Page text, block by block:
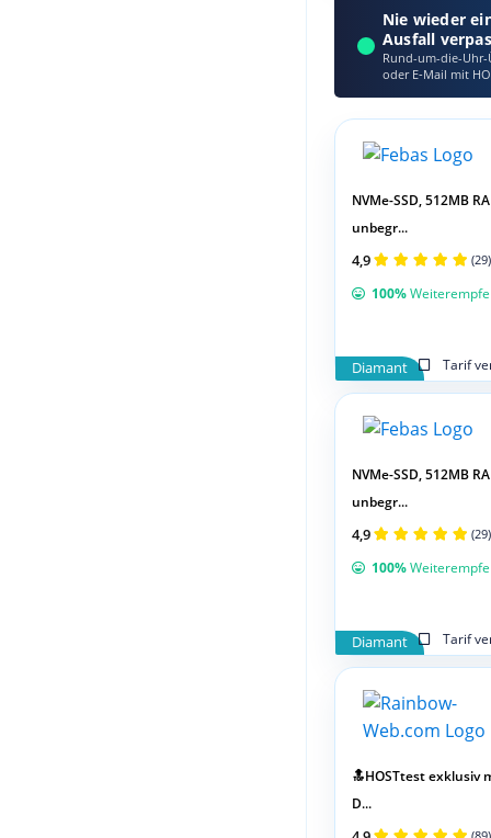
Nie wieder
Ausfall
Rund-um-die-Uhr-
oder E‑Mail mit
Diamant Tarif
NVMe-SSD, 512MB
unbegr...
4,9 (29)
100%
Diamant Tarif
NVMe-SSD, 512MB
unbegr...
4,9 (29)
100%
🔝HOSTtest exklusiv
D...